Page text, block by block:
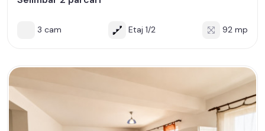
3 cam Etaj 1/2 92 mp